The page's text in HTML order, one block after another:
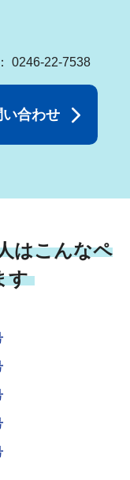
0246-22-7538
い合わせ
はこんなペ
す